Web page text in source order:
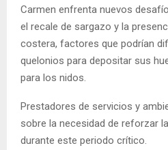
Carmen enfrenta nuevos
el recale de sargazo y la
costera, factores que podrían
quelonios para depositar sus
para los nidos.
Prestadores de servicios y
sobre la necesidad de reforzar
durante este periodo crítico.